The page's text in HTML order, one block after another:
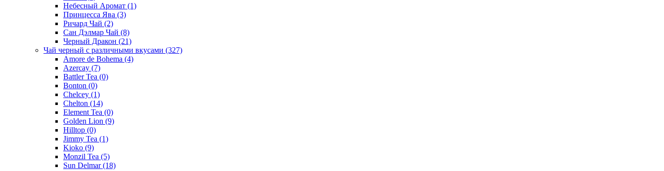
Небесный Аромат (1)
Принцесса Ява (3)
Ричард Чай (2)
Сан Дэлмар Чай (8)
Черный Дракон (21)
Чай черный с различными вкусами (327)
Amore de Bohema (4)
Azercay (7)
Battler Tea (0)
Bonton (0)
Chelcey (1)
Chelton (14)
Element Tea (0)
Golden Lion (9)
Hilltop (0)
Jimmy Tea (1)
Kioko (9)
Monzil Tea (5)
Sun Delmar(18)